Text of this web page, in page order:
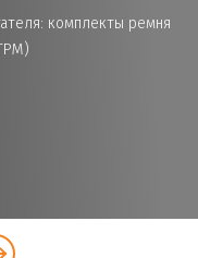
комплекты ремня